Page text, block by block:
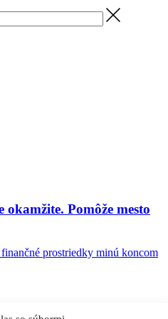
Pomôže mesto
prostriedky minú koncom